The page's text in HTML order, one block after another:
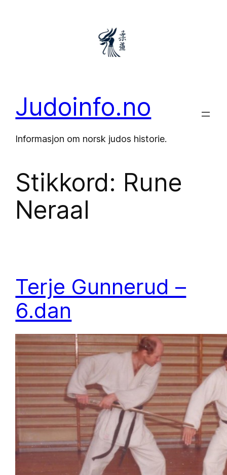
Judoinfo.no
Informasjon om norsk judos historie.
Stikkord: Rune
Neraal
Terje Gunnerud –
6.dan